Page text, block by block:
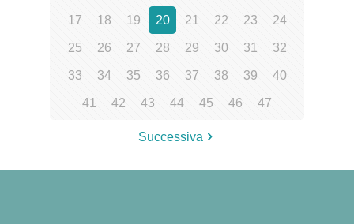
17 18 19 20 21 22 23 24
25 26 27 28 29 30 31 32
33 34 35 36 37 38 39 40
41 42 43 44 45 46 47
Successiva